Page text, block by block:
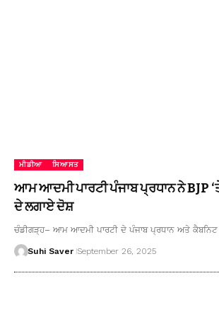
ਮੀਡੀਆ ਸਿਆਸਤ
ਆਮ ਆਦਮੀ ਪਾਰਟੀ ਪੰਜਾਬ ਪ੍ਰਧਾਨ ਨੇ BJP
ਦੇ ਲਗਾਏ ਦੋਸ਼
ਚੰਡੀਗੜ੍ਹ– ਆਮ ਆਦਮੀ ਪਾਰਟੀ ਦੇ ਪੰਜਾਬ ਪ੍ਰਧਾਨ ਅਤੇ
Suhi Saver September 26, 2025